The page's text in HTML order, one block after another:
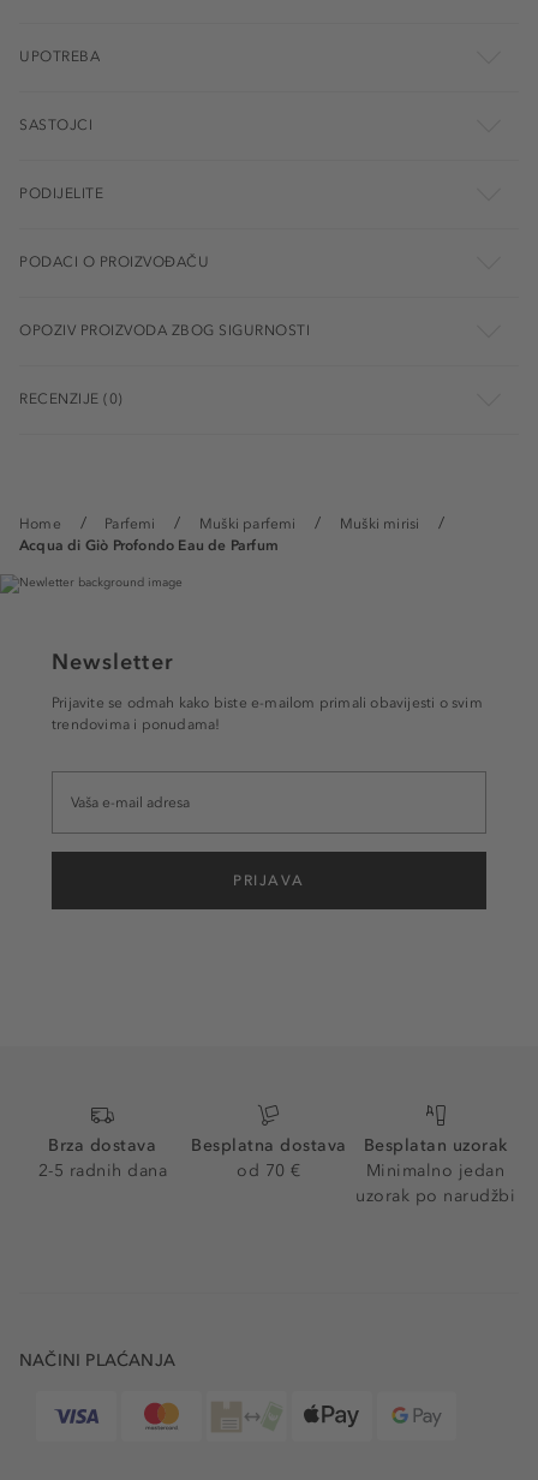
Home Parfemi Muški parfemi
Muški mirisi
Acqua di Giò Profondo Eau de Parfum
UPOTREBA
SASTOJCI
PODIJELITE
PODACI O PROIZVOĐAČU
OPOZIV PROIZVODA ZBOG SIGURNOSTI
RECENZIJE (0)
Newsletter
Prijavite se odmah kako biste e-mailom primali obavijesti o svim
trendovima i ponudama!
PRIJAVA
Brza dostava
2-5 radnih dana
Besplatna dostava
od 70 €
Besplatan uzorak
Minimalno jedan
uzorak po narudžbi
NAČINI PLAĆANJA